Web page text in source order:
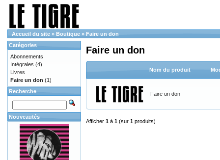
Accueil du site » Boutique » Faire un don
Faire un don
Nom du produit
Faire un don
Afficher 1 à 1 (sur 1 produits)
Catégories
Abonnements
Intégrales (4)
Livres
Faire un don (1)
Recherche
Nouveautés